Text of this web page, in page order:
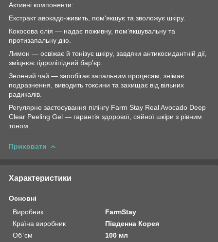
Активні компоненти:
Екстракт авокадо-живить, пом'якшує та зволожує шкіру.
Кокосова олія — надає поживну, пом'якшувальну та
протизапальну дію.
Лимон — освіжає й тонізує шкіру, завдяки антикосидантній дії,
зміцнює гідроліпідний бар'єр.
Зелений чай — запобігає запальним процесам, знімає
подразнення, виводить токсини та захищає від вільних
радикалів.
Регулярне застосування пілінгу Farm Stay Real Avocado Deep
Clear Peeling Gel — гарантія здорової, сяйної шкіри з рівним
тоном.
Приховати
Характеристики
Основні
Виробник
FarmStay
Країна виробник
Південна Корея
Об`єм
100 мл